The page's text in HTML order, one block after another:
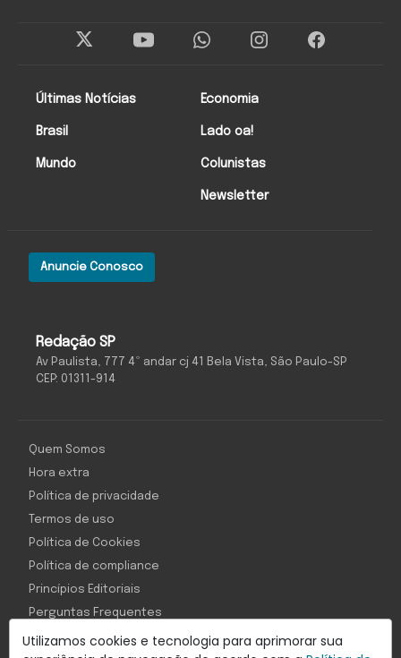
Utilizamos cookies e tecnologia para aprimorar sua
Redação SP
Av Paulista, 777 4º andar cj 41 Bela Vista, São Paulo-SP
CEP: 01311-914
Anuncie Conosco
Últimas Notícias
Brasil
Mundo
Economia
Lado oa!
Colunistas
Newsletter
Quem Somos
Hora extra
Política de privacidade
Termos de uso
Política de Cookies
Política de compliance
Princípios Editoriais
Perguntas Frequentes